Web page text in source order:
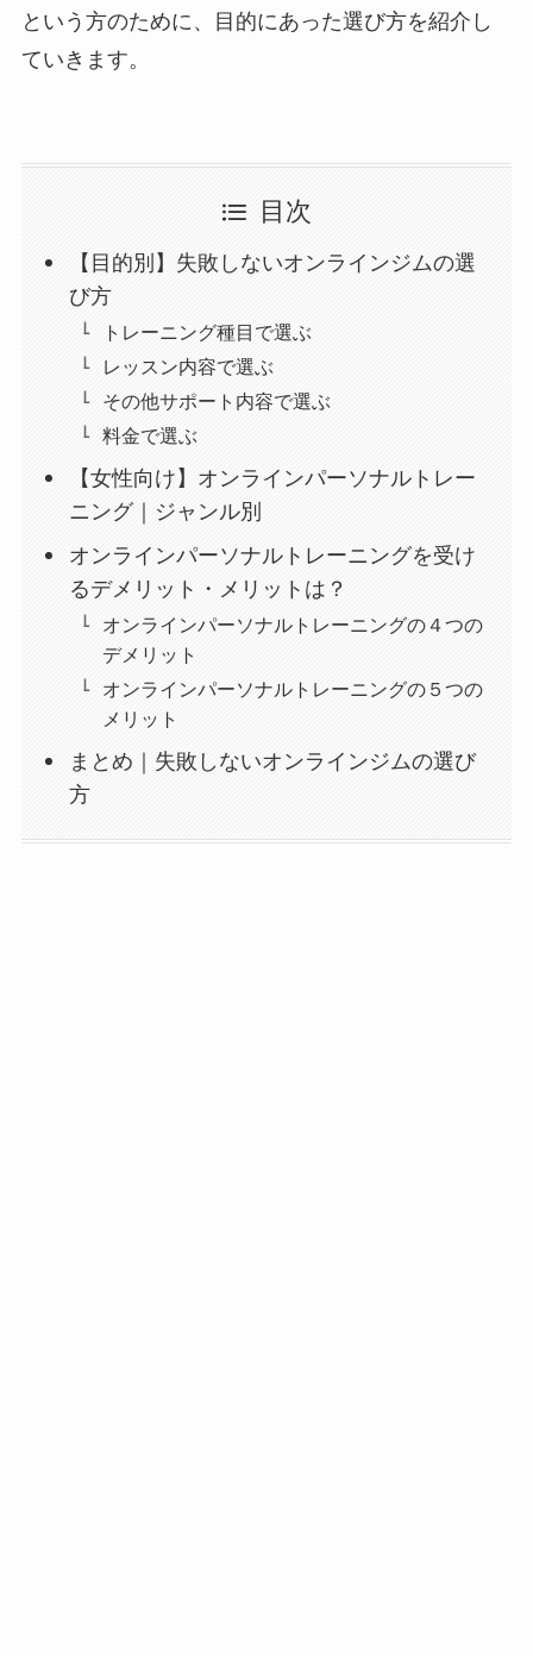
という方のために、目的にあった選び方を紹介し
ていきます。
目次
【目的別】失敗しないオンラインジムの選
び方
トレーニング種目で選ぶ
レッスン内容で選ぶ
その他サポート内容で選ぶ
料金で選ぶ
【女性向け】オンラインパーソナルトレー
ニング｜ジャンル別
オンラインパーソナルトレーニングを受け
るデメリット・メリットは？
オンラインパーソナルトレーニングの４つの
デメリット
オンラインパーソナルトレーニングの５つの
メリット
まとめ｜失敗しないオンラインジムの選び
方